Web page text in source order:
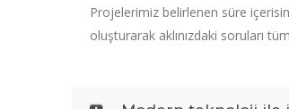
Projelerimiz belirlenen süre
oluşturarak aklınızdaki soruları